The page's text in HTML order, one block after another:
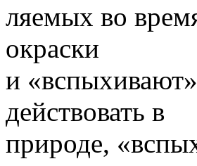
ляемых во
окраски
и
действовать в
природе,